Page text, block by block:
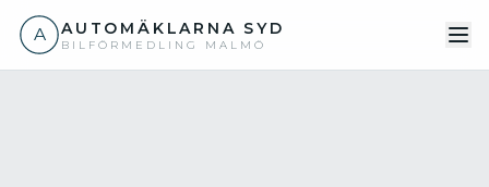
A AUTOMÄKLARNA SYD
BILFÖRMEDLING MALMÖ